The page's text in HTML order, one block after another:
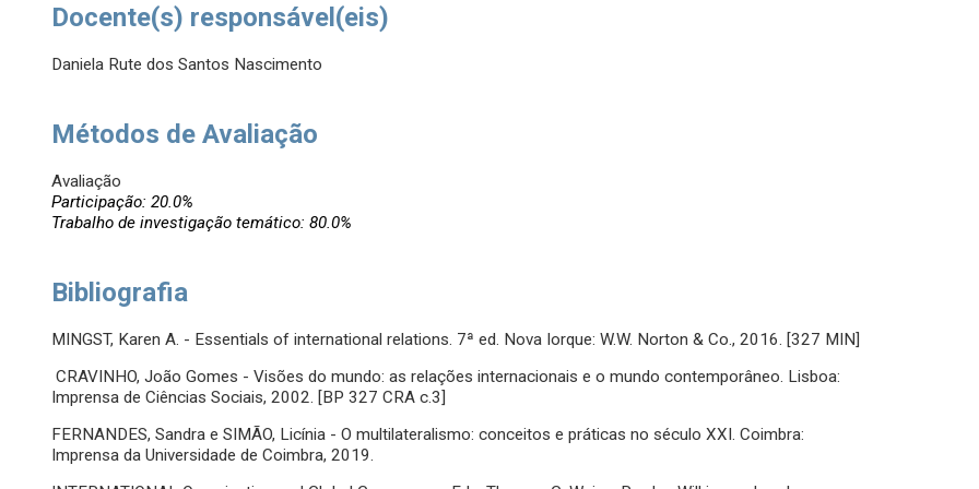
Docente(s) responsável(eis)
Daniela Rute dos Santos Nascimento
Métodos de Avaliação
Avaliação
Participação: 20.0%
Trabalho de investigação temático: 80.0%
Bibliografia
MINGST, Karen A. - Essentials of international relations. 7ª ed. Nova Iorque: W.W. Norton & Co., 2016. [327 MIN]
CRAVINHO, João Gomes - Visões do mundo: as relações internacionais e o mundo contemporâneo. Lisboa:
Imprensa de Ciências Sociais, 2002. [BP 327 CRA c.3]
FERNANDES, Sandra e SIMÃO, Licínia - O multilateralismo: conceitos e práticas no século XXI. Coimbra:
Imprensa da Universidade de Coimbra, 2019.